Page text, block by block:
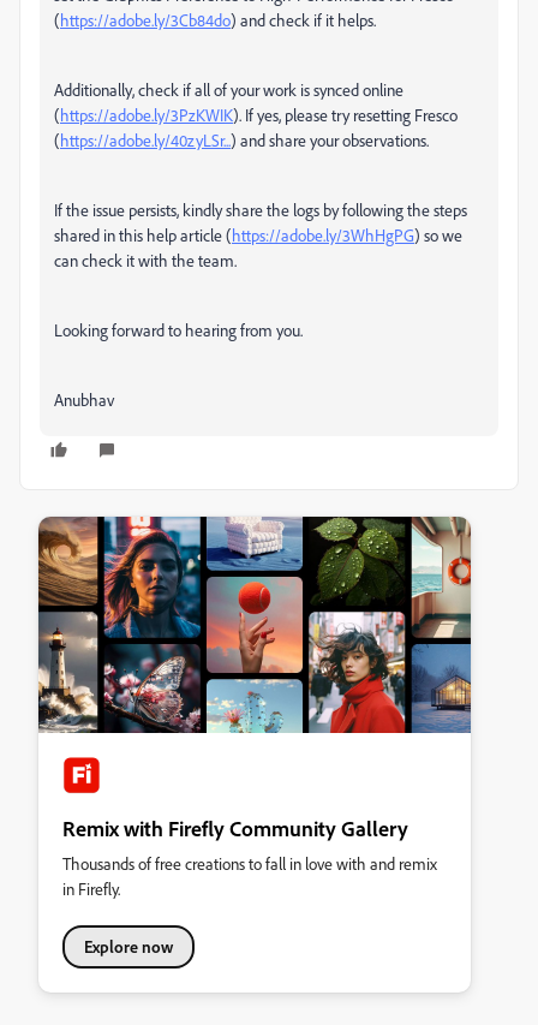
(https://adobe.ly/3Cb84do) and check if it helps.
Additionally, check if all of your work is synced online
(https://adobe.ly/3PzKWIK). If yes, please try resetting Fresco
(https://adobe.ly/40zyLSr...) and share your observations.
If the issue persists, kindly share the logs by following the steps
shared in this help article (https://adobe.ly/3WhHgPG) so we
can check it with the team.
Looking forward to hearing from you.
Anubhav
Remix with Firefly Community Gallery
Thousands of free creations to fall in love with and remix
in Firefly.
Explore now